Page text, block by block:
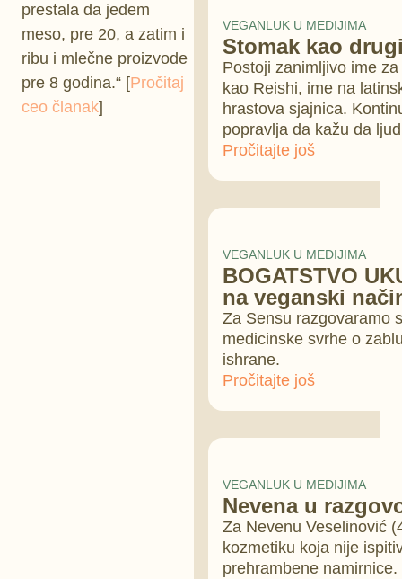
prestala da jedem
meso, pre 20, a zatim i
ribu i mlečne proizvode
pre 8 godina.“ [Pročitaj
ceo članak]
VEGANLUK U MEDIJIMA
Stomak kao
Postoji zanimljivo ime
kao Reishi, ime na
hrastova sjajnica.
popravlja da kažu da
Pročitajte još
VEGANLUK U MEDIJIMA
BOGATSTVO
na veganski
Za Sensu razgovaramo
medicinske svrhe o
ishrane.
Pročitajte još
VEGANLUK U MEDIJIMA
Nevena u
Za Nevenu Veselinović
kozmetiku koja nije
prehrambene